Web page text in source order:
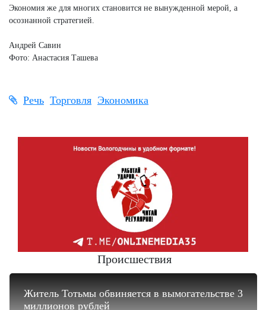
Экономия же для многих становится не вынужденной мерой, а
осознанной стратегией.
Андрей Савин
Фото: Анастасия Ташева
Речь Торговля Экономика
Происшествия
Житель Тотьмы обвиняется в вымогательстве 3
миллионов рублей